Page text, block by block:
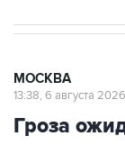
МОСКВА
13:38, 6 августа 2026
Гроза